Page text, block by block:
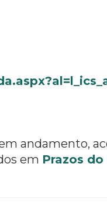
andamento,
em Prazos